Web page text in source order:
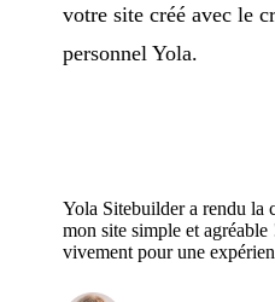
votre site créé avec le
personnel Yola.
Yola Sitebuilder a rendu la
mon site simple et agréable
vivement pour une